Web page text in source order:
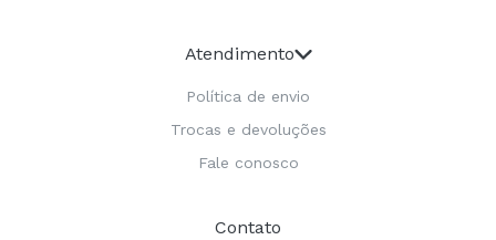
Atendimento
Política de envio
Trocas e devoluções
Fale conosco
Contato